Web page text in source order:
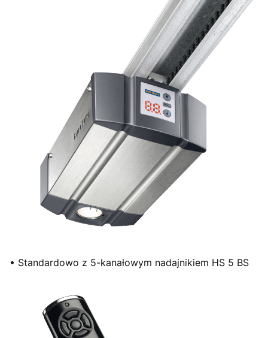
• Standardowo z 5-kanałowym nadajnikiem HS 5 BS